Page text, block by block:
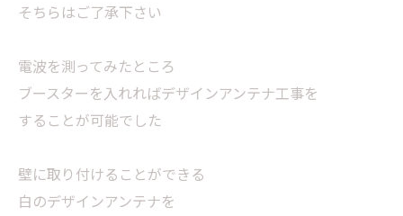
そちらはご了承下さい
電波を測ってみたところ
ブースターを入れればデザインアンテナ工事を
することが可能でした
壁に取り付けることができる
白のデザインアンテナを